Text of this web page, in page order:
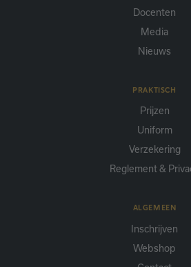
Docenten
Media
Nieuws
PRAKTISCH
Prijzen
Uniform
Verzekering
Reglement &
ALGEMEEN
Inschrijven
Webshop